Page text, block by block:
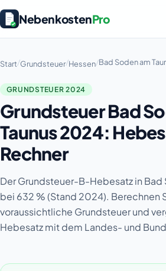
NebenkostenPro
Start/Grundsteuer/Hessen/Bad Soden am
GRUNDSTEUER 2024
Grundsteuer Bad
Taunus 2024:
Rechner
Der Grundsteuer-B-Hebesatz in Bad
bei 632 % (Stand 2024). Berechnen
voraussichtliche Grundsteuer und
Hebesatz mit dem Landes- und